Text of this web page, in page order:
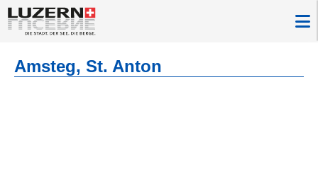
Amsteg, St. Anton